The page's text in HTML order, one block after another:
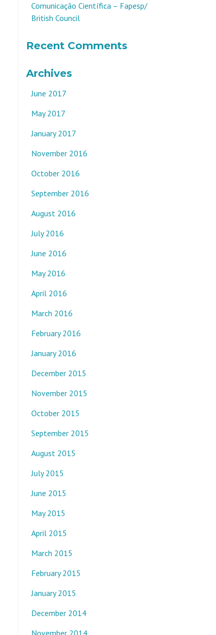
Comunicação Científica – Fapesp/
British Council
Recent Comments
Archives
June 2017
May 2017
January 2017
November 2016
October 2016
September 2016
August 2016
July 2016
June 2016
May 2016
April 2016
March 2016
February 2016
January 2016
December 2015
November 2015
October 2015
September 2015
August 2015
July 2015
June 2015
May 2015
April 2015
March 2015
February 2015
January 2015
December 2014
November 2014